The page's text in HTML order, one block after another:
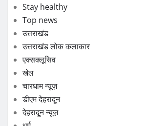
Stay healthy
Top news
उत्तराखंड
उत्तराखंड लोक कलाकार
एक्सक्लूसिव
खेल
चारधाम न्यूज़
डीएम देहरादून
देहरादून न्यूज़